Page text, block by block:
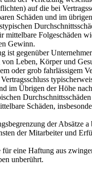
auf die bei
Schäden und im
mittelbare Folgeschäden
Gewinn.
ist gegenüber
von Leben, Körper und
oder grob fahrlässigem
im Übrigen der Höhe
Schäden,
der Absätze
der Mitarbeiter und
für eine Haftung aus
unberührt.